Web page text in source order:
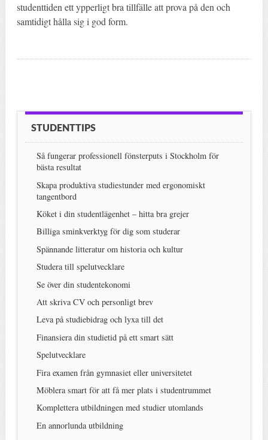
studenttiden ett ypperligt bra tillfälle att prova på den och
samtidigt hålla sig i god form.
STUDENTTIPS
Så fungerar professionell fönsterputs i Stockholm för
bästa resultat
Skapa produktiva studiestunder med ergonomiskt
tangentbord
Köket i din studentlägenhet – hitta bra grejer
Billiga sminkverktyg för dig som studerar
Spännande litteratur om historia och kultur
Studera till spelutvecklare
Se över din studentekonomi
Att skriva CV och personligt brev
Leva på studiebidrag och lyxa till det
Finansiera din studietid på ett smart sätt
Spelutvecklare
Fira examen från gymnasiet eller universitetet
Möblera smart för att få mer plats i studentrummet
Komplettera utbildningen med studier utomlands
En annorlunda utbildning